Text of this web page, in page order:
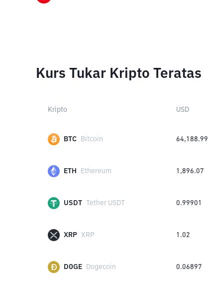
Kurs Tukar Kripto Teratas
Kripto USD
BTC Bitcoin 64,188.99
ETH Ethereum 1,896.07
USDT Tether USDT 0.99901
XRP XRP 1.02
DOGE Dogecoin 0.06897